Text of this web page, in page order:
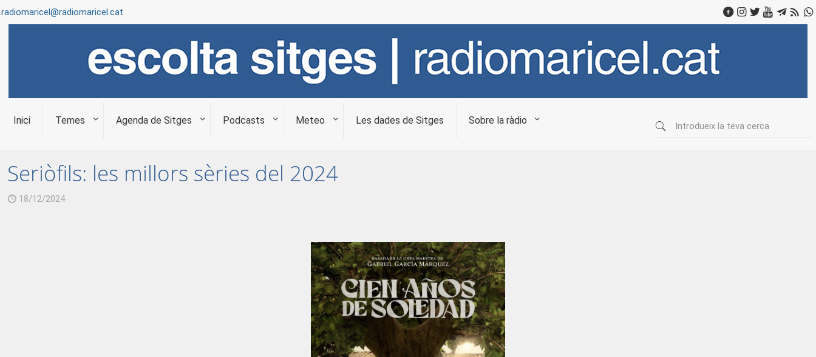
radiomaricel@radiomaricel.cat
Inici Temes Agenda de Sitges Podcasts Meteo Les dades de Sitges Sobre la ràdio
Seriòfils: les millors sèries del 2024
18/12/2024